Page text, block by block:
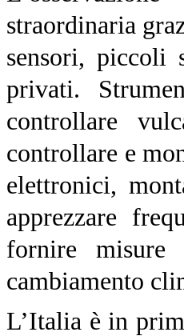
straordinaria
sensori, piccoli
privati.
controllare
controllare e
elettronici,
apprezzare
fornire
cambiamento
L’Italia è in